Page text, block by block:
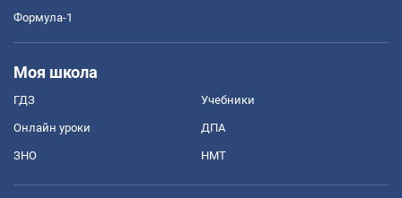
Формула-1
Моя школа
ГДЗ Учебники
Онлайн уроки ДПА
ЗНО НМТ